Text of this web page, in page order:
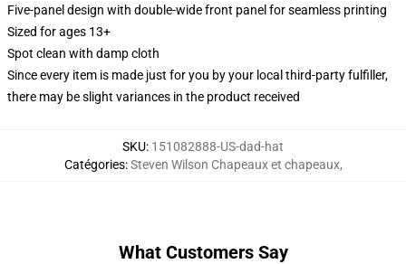
Five-panel design with double-wide front panel for seamless printing
Sized for ages 13+
Spot clean with damp cloth
Since every item is made just for you by your local third-party fulfiller,
there may be slight variances in the product received
SKU: 151082888-US-dad-hat
Catégories:Steven Wilson Chapeaux et chapeaux,
What Customers Say